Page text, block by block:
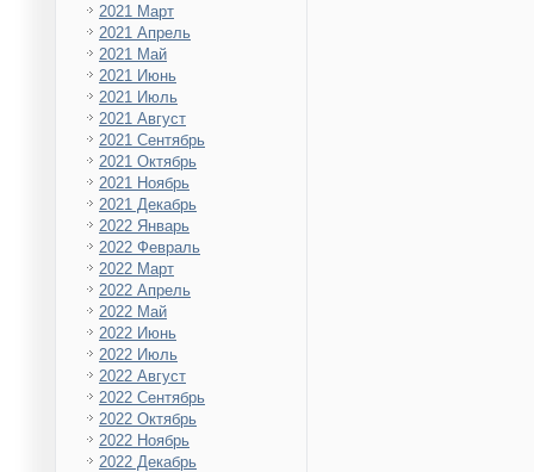
2021 Март
2021 Апрель
2021 Май
2021 Июнь
2021 Июль
2021 Август
2021 Сентябрь
2021 Октябрь
2021 Ноябрь
2021 Декабрь
2022 Январь
2022 Февраль
2022 Март
2022 Апрель
2022 Май
2022 Июнь
2022 Июль
2022 Август
2022 Сентябрь
2022 Октябрь
2022 Ноябрь
2022 Декабрь